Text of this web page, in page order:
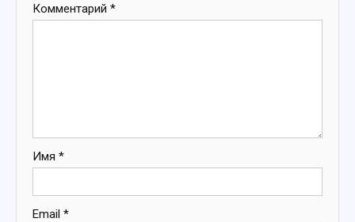
Комментарий *
Имя *
Email *